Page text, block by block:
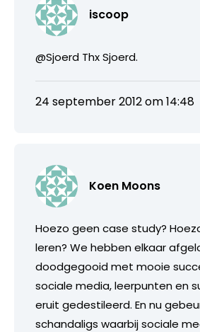
iscoop
@Sjoerd Thx Sjoerd.
24 september 2012 om 14:48
Koen Moons
Hoezo geen case study?
leren? We hebben elkaar
doodgegooid met mooie
sociale media, leerpunten en
eruit gedestileerd. En nu
schandaligs waarbij sociale